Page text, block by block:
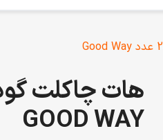
GOOD WAY